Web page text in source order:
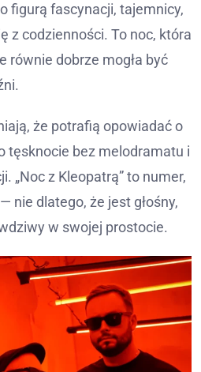
figurą fascynacji, tajemnicy,
z codzienności. To noc, która
równie dobrze mogła być
że potrafią opowiadać o
tęsknocie bez melodramatu i
„Noc z Kleopatrą” to numer,
nie dlatego, że jest głośny,
w swojej prostocie.